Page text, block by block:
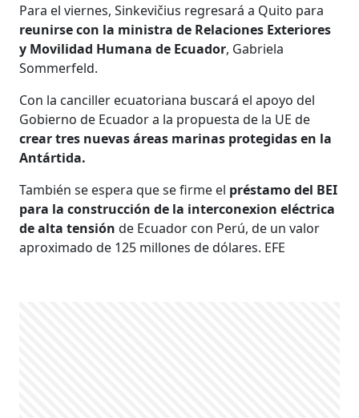
Para el viernes, Sinkevičius regresará a Quito para
reunirse con la ministra de Relaciones Exteriores
y Movilidad Humana de Ecuador, Gabriela
Sommerfeld.
Con la canciller ecuatoriana buscará el apoyo del
Gobierno de Ecuador a la propuesta de la UE de
crear tres nuevas áreas marinas protegidas en la
Antártida.
También se espera que se firme el préstamo del BEI
para la construcción de la interconexion eléctrica
de alta tensiónde Ecuador con Perú, de un valor
aproximado de 125 millones de dólares. EFE